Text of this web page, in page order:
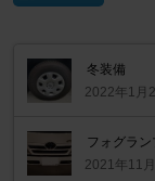
冬装備
2022年1月
フォグラ
2021年11